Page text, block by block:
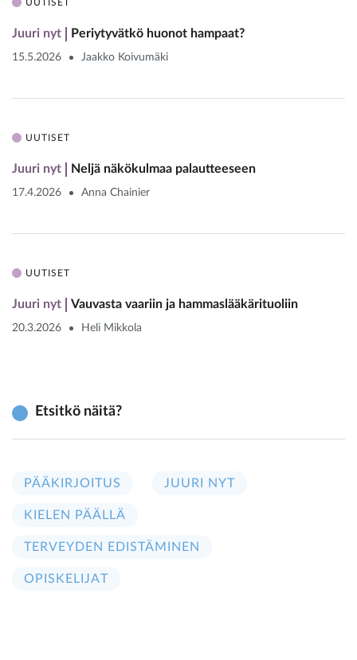
UUTISET
Juuri nyt Periytyvätkö huonot hampaat?
15.5.2026 Jaakko Koivumäki
UUTISET
Juuri nyt Neljä näkökulmaa palautteeseen
17.4.2026 Anna Chainier
UUTISET
Juuri nyt Vauvasta vaariin ja hammaslääkärituoliin
20.3.2026 Heli Mikkola
Etsitkö näitä?
PÄÄKIRJOITUS JUURI NYT
KIELEN PÄÄLLÄ
TERVEYDEN EDISTÄMINEN
OPISKELIJAT